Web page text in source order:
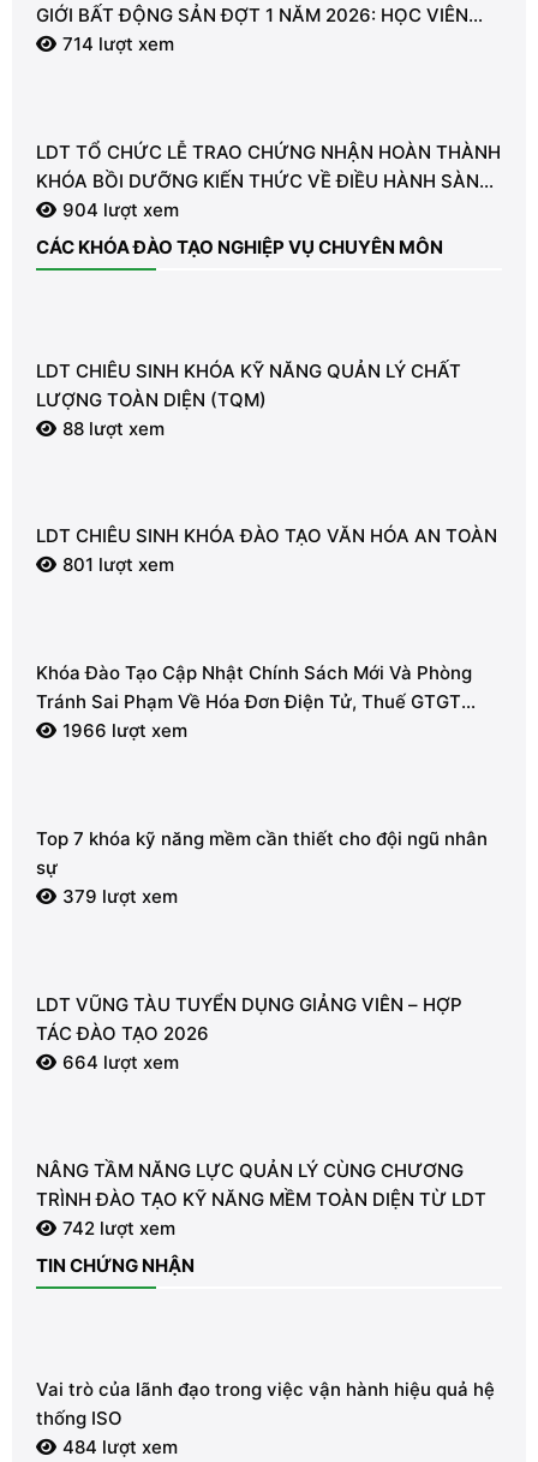
GIỚI BẤT ĐỘNG SẢN ĐỢT 1 NĂM 2026: HỌC VIÊN
LDT ĐẠT TỶ LỆ 97%
714 lượt xem
LDT TỔ CHỨC LỄ TRAO CHỨNG NHẬN HOÀN THÀNH
KHÓA BỒI DƯỠNG KIẾN THỨC VỀ ĐIỀU HÀNH SÀN
GIAO DỊCH BĐS
904 lượt xem
CÁC KHÓA ĐÀO TẠO NGHIỆP VỤ CHUYÊN MÔN
LDT CHIÊU SINH KHÓA KỸ NĂNG QUẢN LÝ CHẤT
LƯỢNG TOÀN DIỆN (TQM)
88 lượt xem
LDT CHIÊU SINH KHÓA ĐÀO TẠO VĂN HÓA AN TOÀN
801 lượt xem
Khóa Đào Tạo Cập Nhật Chính Sách Mới Và Phòng
Tránh Sai Phạm Về Hóa Đơn Điện Tử, Thuế GTGT
20261966 lượt xem
Top 7 khóa kỹ năng mềm cần thiết cho đội ngũ nhân
sự
379 lượt xem
LDT VŨNG TÀU TUYỂN DỤNG GIẢNG VIÊN – HỢP
TÁC ĐÀO TẠO 2026
664 lượt xem
NÂNG TẦM NĂNG LỰC QUẢN LÝ CÙNG CHƯƠNG
TRÌNH ĐÀO TẠO KỸ NĂNG MỀM TOÀN DIỆN TỪ LDT
742 lượt xem
TIN CHỨNG NHẬN
Vai trò của lãnh đạo trong việc vận hành hiệu quả hệ
thống ISO
484 lượt xem